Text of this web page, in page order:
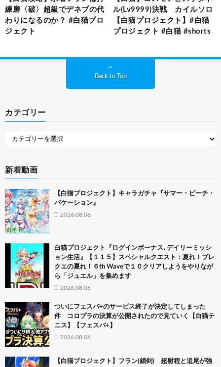
練磨〈破〉超級でデネブの代
わりになるのか？ #白猫プロ
ジェクト
ル(Lv9999)決戦 カイルソロ
【白猫プロジェクト】#白猫
プロジェクト #白猫 #shorts
Back to Top
カテゴリー
新着動画
【白猫プロジェクト】キャラガチャ『サマー・ビーチ・
バケーション』
2026.08.06
白猫プロジェクト『ログインボーナス､デイリーミッシ
ョン生活』【１１５】スペシャルクエスト：夏れ！プレ
クエの夏れ！６th Waveで１０クリアしようをやりなが
ら「ジュエル」を集めます
2026.08.06
ついにフェスバ+のサービス終了が決定してしまった
件 コロプラの決算が公開されたので見ていく【白猫テ
ニス】【フェスバ+】
2026.08.06
【白猫プロジェクト】フラン(鎖剣) 超射程と追尾が強